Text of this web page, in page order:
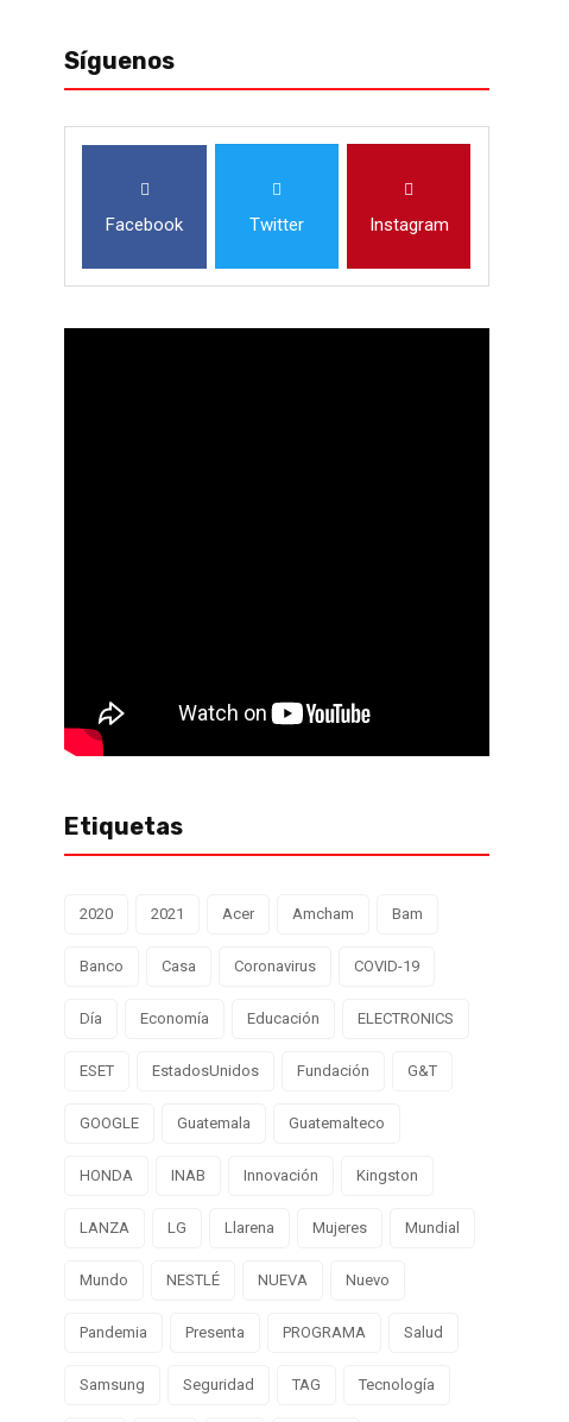
Síguenos
Facebook Twitter Instagram
Etiquetas
2020 2021 Acer Amcham Bam
Banco Casa Coronavirus COVID-19
Día Economía Educación ELECTRONICS
ESET EstadosUnidos Fundación G&T
GOOGLE Guatemala Guatemalteco
HONDA INAB Innovación Kingston
LANZA LG Llarena Mujeres Mundial
Mundo NESTLÉ NUEVA Nuevo
Pandemia Presenta PROGRAMA Salud
Samsung Seguridad TAG Tecnología